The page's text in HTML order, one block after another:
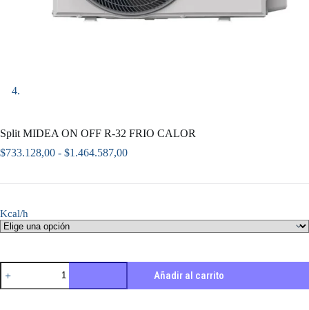
Split MIDEA ON OFF R-32 FRIO CALOR
$733.128,00 - $1.464.587,00Rango
Kcal/h
Split
MIDEA
ON
Añadir al carrito